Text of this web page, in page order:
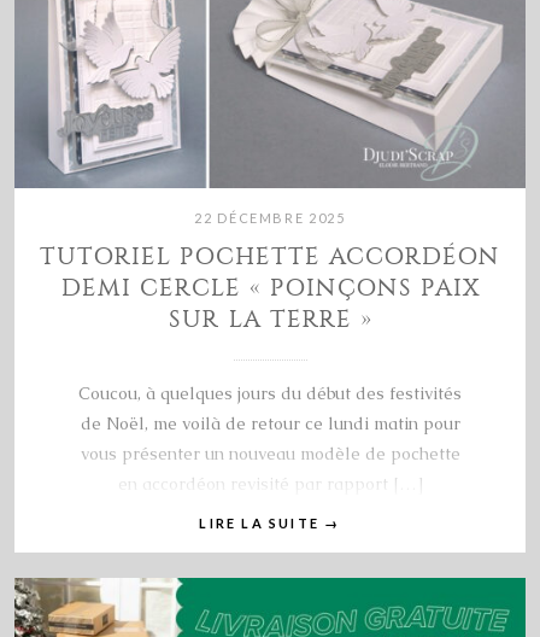
22 DÉCEMBRE 2025
TUTORIEL POCHETTE ACCORDÉON
DEMI CERCLE « POINÇONS PAIX
SUR LA TERRE »
Coucou, à quelques jours du début des festivités
de Noël, me voilà de retour ce lundi matin pour
vous présenter un nouveau modèle de pochette
en accordéon revisité par rapport […]
LIRE LA SUITE →